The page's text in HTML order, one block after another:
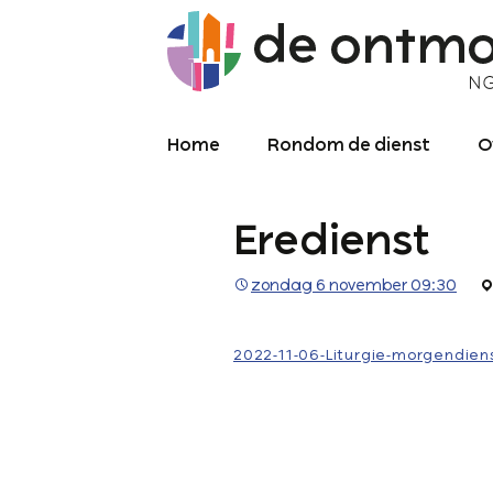
Home Rondom de dienst
Meekijken/luisteren
Over de kerkdienst
Archief liturgie
Diensten
Eredienst
zondag 6 november 09:30
2022-11-06-Liturgie-